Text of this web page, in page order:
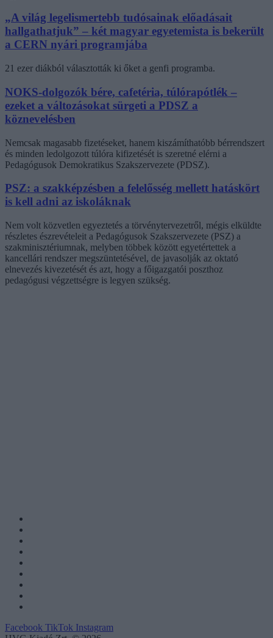
„A világ legelismertebb tudósainak előadásait
hallgathatjuk” – két magyar egyetemista is bekerült
a CERN nyári programjába
21 ezer diákból választották ki őket a genfi programba.
NOKS-dolgozók bére, cafetéria, túlórapótlék –
ezeket a változásokat sürgeti a PDSZ a
köznevelésben
Nemcsak magasabb fizetéseket, hanem kiszámíthatóbb bérrendszert
és minden ledolgozott túlóra kifizetését is szeretné elérni a
Pedagógusok Demokratikus Szakszervezete (PDSZ).
PSZ: a szakképzésben a felelősség mellett hatáskört
is kell adni az iskoláknak
Nem volt közvetlen egyeztetés a törvénytervezetről, mégis elküldte
részletes észrevételeit a Pedagógusok Szakszervezete (PSZ) a
szakminisztériumnak, melyben többek között egyetértettek a
kancellári rendszer megszüntetésével, de javasolják az oktató
elnevezés kivezetését és azt, hogy a főigazgatói poszthoz
pedagógusi végzettségre is legyen szükség.
Facebook TikTok Instagram